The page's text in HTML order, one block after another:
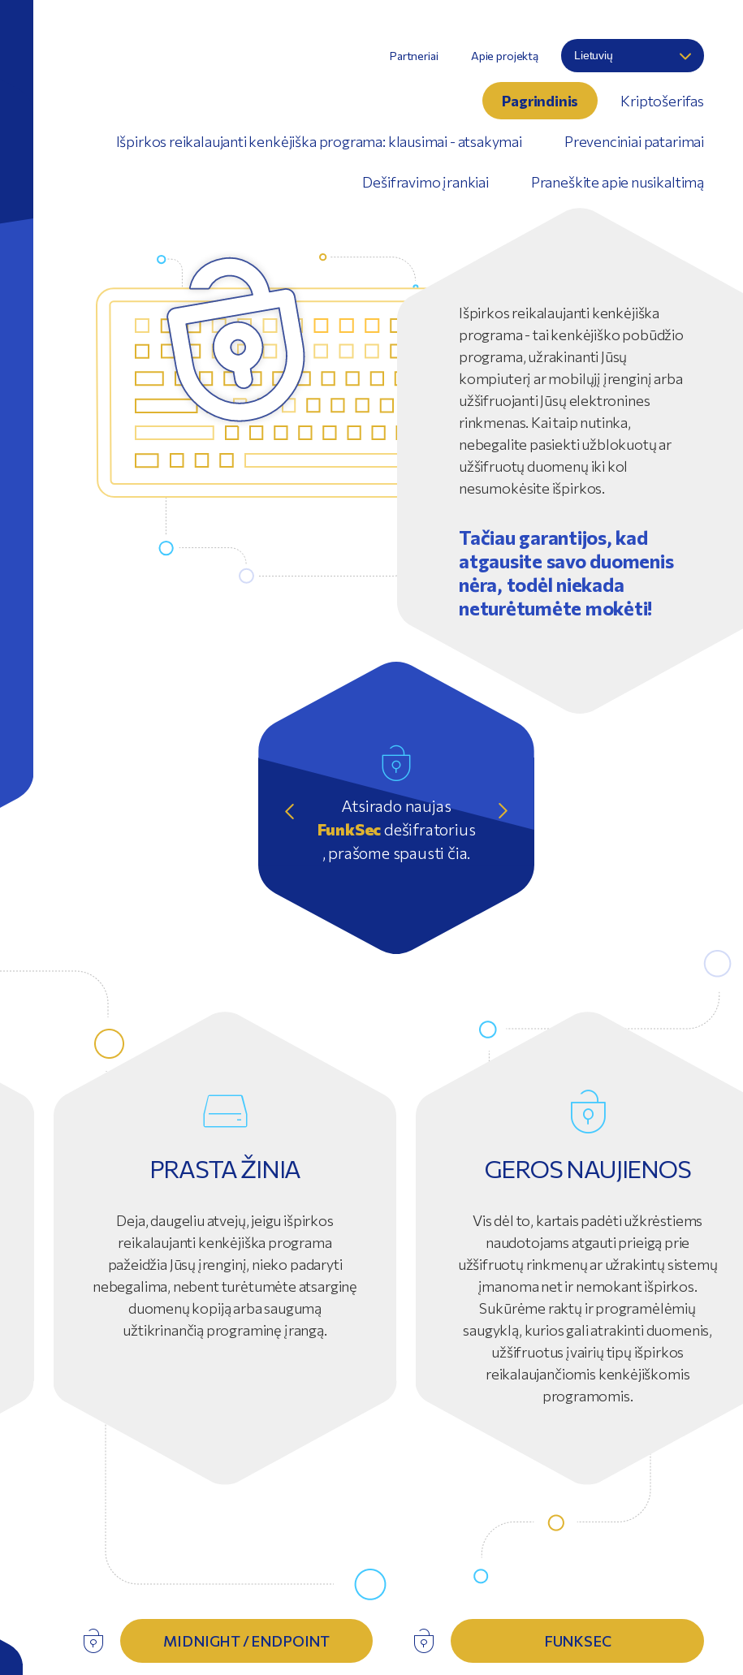
Pagrindinis Kriptošerifas
Išpirkos reikalaujanti kenkėjiška programa: klausimai - atsakymai Prevenciniai patarimai
Dešifravimo įrankiai Praneškite apie nusikaltimą
Partneriai Apie projektą
Išpirkos reikalaujanti kenkėjiška
programa - tai kenkėjiško pobūdžio
programa, užrakinanti Jūsų
kompiuterį ar mobilųjį įrenginį arba
užšifruojanti Jūsų elektronines
rinkmenas. Kai taip nutinka,
nebegalite pasiekti užblokuotų ar
užšifruotų duomenų iki kol
nesumokėsite išpirkos.
Tačiau garantijos, kad
atgausite savo duomenis
nėra, todėl niekada
neturėtumėte mokėti!
Atsirado naujas
FunkSecdešifratorius
, prašome spausti čia.
PRASTA ŽINIA
Deja, daugeliu atvejų, jeigu išpirkos
reikalaujanti kenkėjiška programa
pažeidžia Jūsų įrenginį, nieko padaryti
nebegalima, nebent turėtumėte atsarginę
duomenų kopiją arba saugumą
užtikrinančią programinę įrangą.
GEROS NAUJIENOS
Vis dėl to, kartais padėti užkrėstiems
naudotojams atgauti prieigą prie
užšifruotų rinkmenų ar užrakintų sistemų
įmanoma net ir nemokant išpirkos.
Sukūrėme raktų ir programėlėmių
saugyklą, kurios gali atrakinti duomenis,
užšifruotus įvairių tipų išpirkos
reikalaujančiomis kenkėjiškomis
programomis.
MIDNIGHT / ENDPOINT FUNKSEC